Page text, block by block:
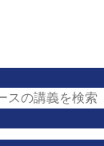
スの講義を検索